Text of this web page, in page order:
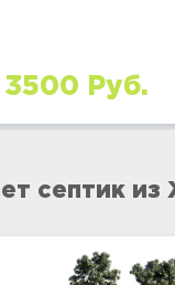
3500 Руб.
септик